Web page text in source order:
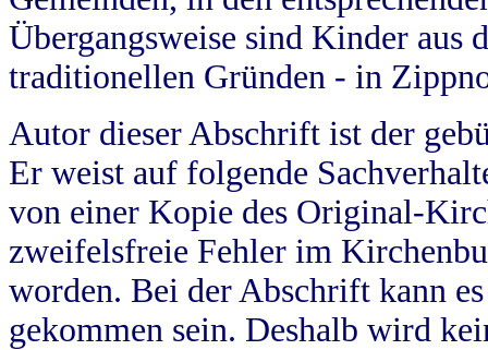
Übergangsweise sind Kinder aus
traditionellen Gründen - in
Autor dieser Abschrift ist der
Er weist auf folgende
von einer Kopie des Original-
zweifelsfreie Fehler im
worden. Bei der Abschrift kann
gekommen sein. Deshalb wird